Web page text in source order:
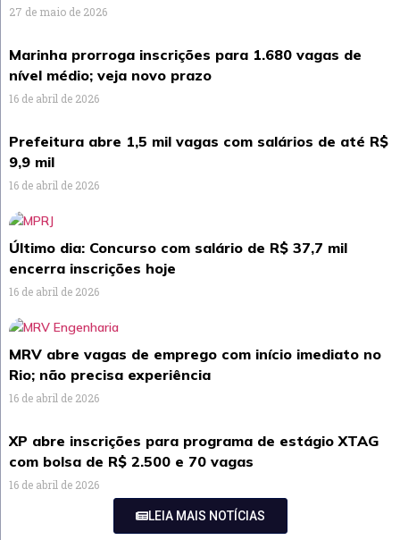
27 de maio de 2026
Marinha prorroga inscrições para 1.680 vagas de
nível médio; veja novo prazo
16 de abril de 2026
Prefeitura abre 1,5 mil vagas com salários de até R$
9,9 mil
16 de abril de 2026
Último dia: Concurso com salário de R$ 37,7 mil
encerra inscrições hoje
16 de abril de 2026
MRV abre vagas de emprego com início imediato no
Rio; não precisa experiência
16 de abril de 2026
XP abre inscrições para programa de estágio XTAG
com bolsa de R$ 2.500 e 70 vagas
16 de abril de 2026
LEIA MAIS NOTÍCIAS